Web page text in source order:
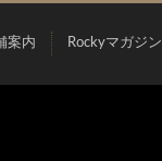
案内 Rockyマガジン